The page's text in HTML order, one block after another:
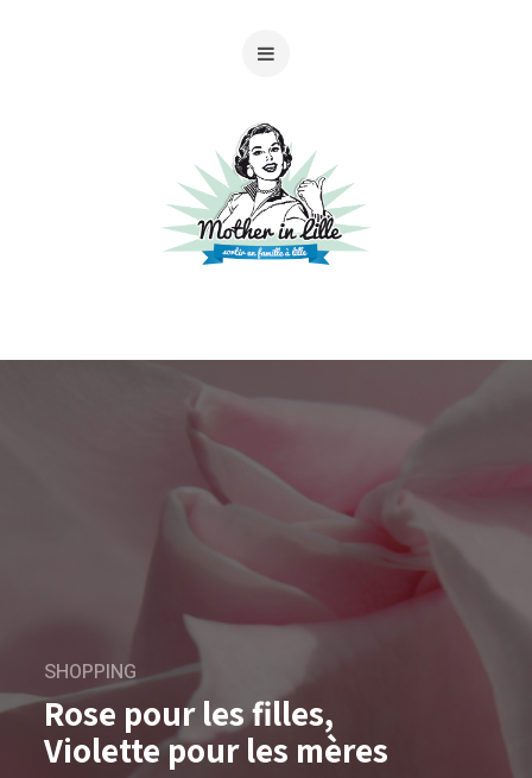
SHOPPING
Rose pour les filles,
Violette pour les mères